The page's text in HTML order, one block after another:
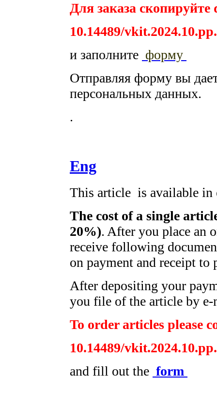
Для заказа скопируйте
10.14489/
и заполните форму
Отправляя форму вы
персональных данных.
.
Eng
This article is available in
The cost of a single
20%). After you place an
receive following
on payment and receipt to
After depositing your
you file of the article by
To order articles please
10.14489/
and fill out the form